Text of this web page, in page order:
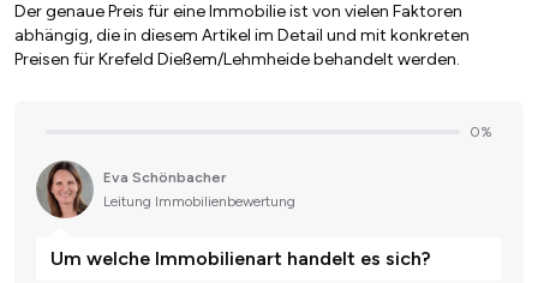
Der genaue Preis für eine Immobilie ist von vielen Faktoren
abhängig, die in diesem Artikel im Detail und mit konkreten
Preisen für Krefeld Dießem/Lehmheide behandelt werden.